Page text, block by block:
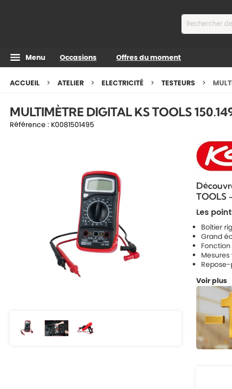
Menu Occasions Offres du moment
ACCUEIL ATELIER ELECTRICITÉ TESTEURS
MULTIMÈTRE DIGITAL KS TOOLS
Référence : K0081501495
TOOLS
Les
Boîtier
Grand
Voir plus